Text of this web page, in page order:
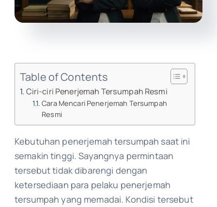
Table of Contents
Ciri-ciri Penerjemah Tersumpah Resmi
Cara Mencari Penerjemah Tersumpah
Resmi
Kebutuhan penerjemah tersumpah saat ini
semakin tinggi. Sayangnya permintaan
tersebut tidak dibarengi dengan
ketersediaan para pelaku penerjemah
tersumpah yang memadai. Kondisi tersebut